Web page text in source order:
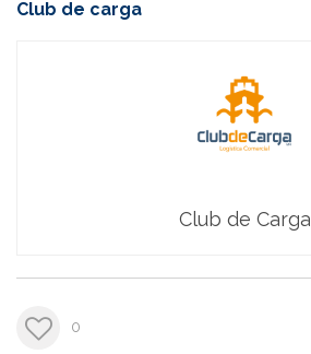
Club de carga
Club de Carga
0